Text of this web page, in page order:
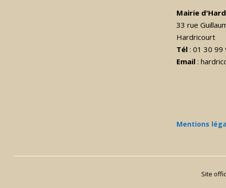
Mairie
33 rue
Hardricourt
Tél : 01 30 99
Email:
Mentions
Site